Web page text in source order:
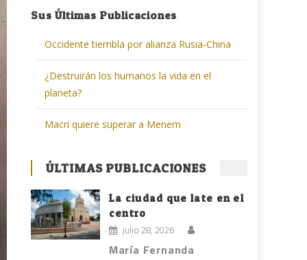
Sus Últimas Publicaciones
Occidente tiembla por alianza Rusia-China
¿Destruirán los humanos la vida en el
planeta?
Macri quiere superar a Menem
ÚLTIMAS PUBLICACIONES
La ciudad que late en el
centro
julio 28, 2026
María Fernanda